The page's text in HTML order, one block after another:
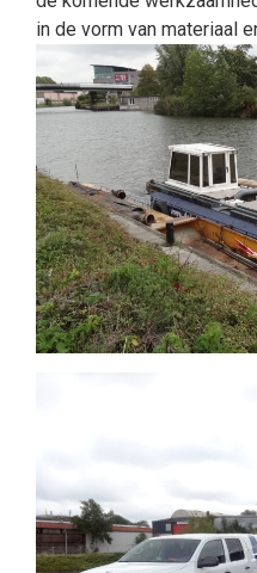
in de vorm van materiaal